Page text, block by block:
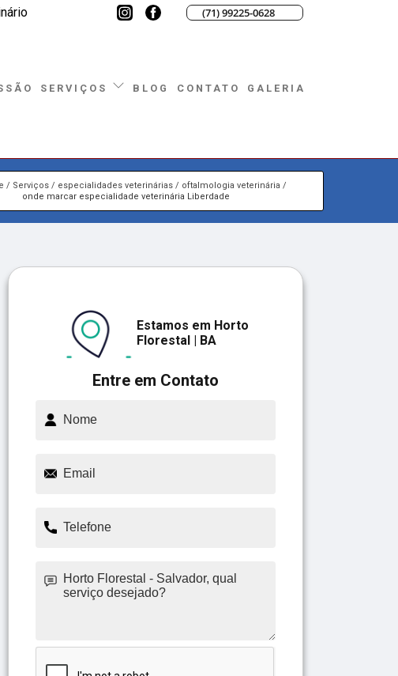
(71) 99225-0628
SERVIÇOS BLOG CONTATO GALERIA
Serviços especialidades veterinárias
oftalmologia veterinária
onde marcar especialidade veterinária Liberdade
Entre em Contato
Estamos em Horto
Florestal | BA